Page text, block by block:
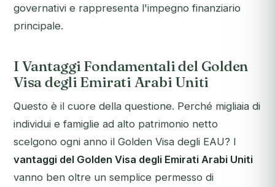
governativi e rappresenta l'impegno finanziario
principale.
I Vantaggi Fondamentali del Golden
Visa degli Emirati Arabi Uniti
Questo è il cuore della questione. Perché migliaia di
individui e famiglie ad alto patrimonio netto
scelgono ogni anno il Golden Visa degli EAU? I
vantaggi del Golden Visa degli Emirati Arabi Uniti
vanno ben oltre un semplice permesso di